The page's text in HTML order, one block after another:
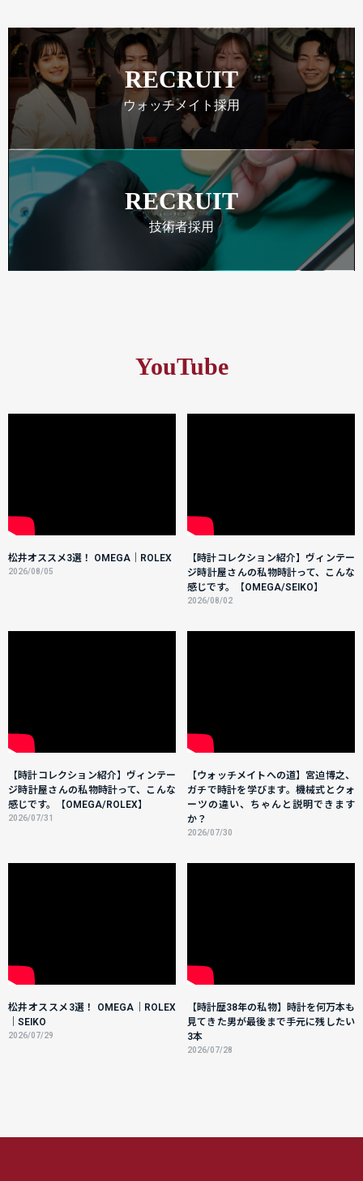
RECRUIT
ウォッチメイト採用
RECRUIT
技術者採用
YouTube
松井オススメ3選！ OMEGA｜ROLEX
2026/08/05
【時計コレクション紹介】ヴィンテー
ジ時計屋さんの私物時計って、こんな
感じです。【OMEGA/SEIKO】
2026/08/02
【時計コレクション紹介】ヴィンテー
ジ時計屋さんの私物時計って、こんな
感じです。【OMEGA/ROLEX】
2026/07/31
【ウォッチメイトへの道】宮迫博之、
ガチで時計を学びます。機械式とクォ
ーツの違い、ちゃんと説明できます
か？
2026/07/30
松井オススメ3選！ OMEGA｜ROLEX
｜SEIKO
2026/07/29
【時計歴38年の私物】時計を何万本も
見てきた男が最後まで手元に残したい
3本
2026/07/28